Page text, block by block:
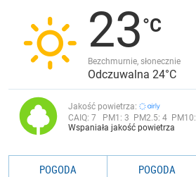
JAKOŚĆ POWIETRZA23
Bezchmurnie, słonecznie
Odczuwalna 24°C
Jakość powietrza:
CAIQ: 7 PM1: 3 PM2.5: 4 PM10:
Wspaniała jakość powietrza
POGODA
POGODA